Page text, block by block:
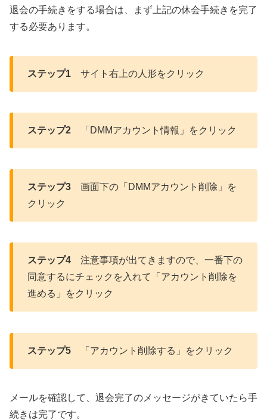
退会の手続きをする場合は、まず上記の休会手続きを完了
する必要あります。
ステップ1 サイト右上の人形をクリック
ステップ2 「DMMアカウント情報」をクリック
ステップ3 画面下の「DMMアカウント削除」を
クリック
ステップ4 注意事項が出てきますので、一番下の
同意するにチェックを入れて「アカウント削除を
進める」をクリック
ステップ5 「アカウント削除する」をクリック
メールを確認して、退会完了のメッセージがきていたら手
続きは完了です。